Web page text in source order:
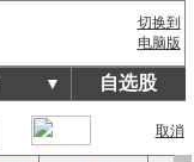
切换到
电脑版
▼ 自选股
取消